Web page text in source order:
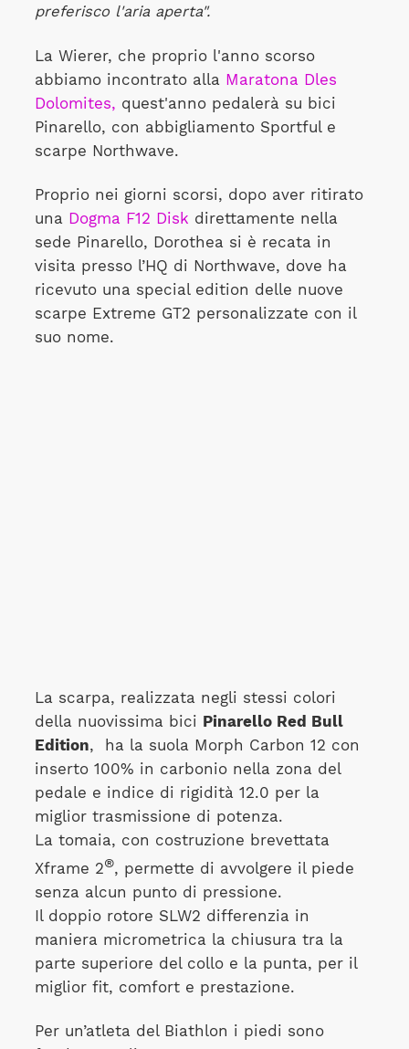
preferisco l'aria aperta".
La Wierer, che proprio l'anno scorso
abbiamo incontrato alla Maratona Dles
Dolomites, quest'anno pedalerà su bici
Pinarello, con abbigliamento Sportful e
scarpe Northwave.
Proprio nei giorni scorsi, dopo aver ritirato
unaDogma F12 Disk direttamente nella
sede Pinarello, Dorothea si è recata in
visita presso l’HQ di Northwave, dove ha
ricevuto una special edition delle nuove
scarpe Extreme GT2 personalizzate con il
suo nome.
La scarpa, realizzata negli stessi colori
della nuovissima bici Pinarello Red Bull
Edition, ha la suola Morph Carbon 12 con
inserto 100% in carbonio nella zona del
pedale e indice di rigidità 12.0 per la
miglior trasmissione di potenza.
La tomaia, con costruzione brevettata
Xframe 2®, permette di avvolgere il piede
senza alcun punto di pressione.
Il doppio rotore SLW2 differenzia in
maniera micrometrica la chiusura tra la
parte superiore del collo e la punta, per il
miglior fit, comfort e prestazione.
Per un’atleta del Biathlon i piedi sono